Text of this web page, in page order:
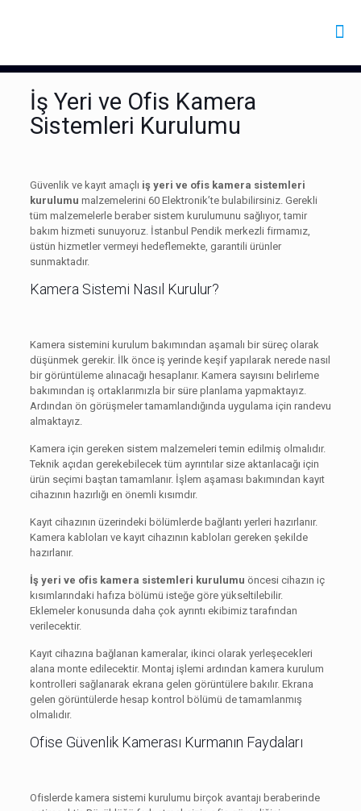
İş Yeri ve Ofis Kamera
Sistemleri Kurulumu
Güvenlik ve kayıt amaçlı iş yeri ve ofis kamera sistemleri
kurulumu malzemelerini 60 Elektronik’te bulabilirsiniz. Gerekli
tüm malzemelerle beraber sistem kurulumunu sağlıyor, tamir
bakım hizmeti sunuyoruz. İstanbul Pendik merkezli firmamız,
üstün hizmetler vermeyi hedeflemekte, garantili ürünler
sunmaktadır.
Kamera Sistemi Nasıl Kurulur?
Kamera sistemini kurulum bakımından aşamalı bir süreç olarak
düşünmek gerekir. İlk önce iş yerinde keşif yapılarak nerede nasıl
bir görüntüleme alınacağı hesaplanır. Kamera sayısını belirleme
bakımından iş ortaklarımızla bir süre planlama yapmaktayız.
Ardından ön görüşmeler tamamlandığında uygulama için randevu
almaktayız.
Kamera için gereken sistem malzemeleri temin edilmiş olmalıdır.
Teknik açıdan gerekebilecek tüm ayrıntılar size aktarılacağı için
ürün seçimi baştan tamamlanır. İşlem aşaması bakımından kayıt
cihazının hazırlığı en önemli kısımdır.
Kayıt cihazının üzerindeki bölümlerde bağlantı yerleri hazırlanır.
Kamera kabloları ve kayıt cihazının kabloları gereken şekilde
hazırlanır.
İş yeri ve ofis kamera sistemleri kurulumu öncesi cihazın iç
kısımlarındaki hafıza bölümü isteğe göre yükseltilebilir.
Eklemeler konusunda daha çok ayrıntı ekibimiz tarafından
verilecektir.
Kayıt cihazına bağlanan kameralar, ikinci olarak yerleşecekleri
alana monte edilecektir. Montaj işlemi ardından kamera kurulum
kontrolleri sağlanarak ekrana gelen görüntülere bakılır. Ekrana
gelen görüntülerde hesap kontrol bölümü de tamamlanmış
olmalıdır.
Ofise Güvenlik Kamerası Kurmanın Faydaları
Ofislerde kamera sistemi kurulumu birçok avantajı beraberinde